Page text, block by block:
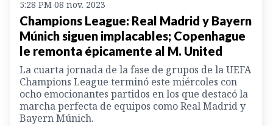
5:28 PM 08 nov. 2023
Champions League: Real Madrid y Bayern
Múnich siguen implacables; Copenhague
le remonta épicamente al M. United
La cuarta jornada de la fase de grupos de la UEFA
Champions League terminó este miércoles con
ocho emocionantes partidos en los que destacó la
marcha perfecta de equipos como Real Madrid y
Bayern Múnich.